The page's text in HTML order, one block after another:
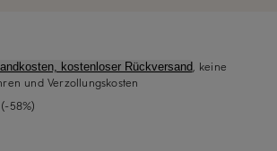
kostenloser Rückversand, keine
und Verzollungskosten
(-58%)